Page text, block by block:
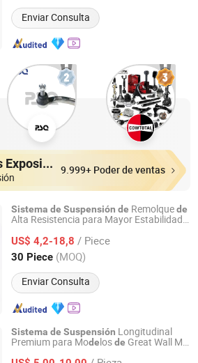
Enviar Consulta
Los más vendidos Expositores 9.999+ Poder de ventas
Sistema de Suspensión de Remolquede
Alta Resistencia para Mayor Estabilidad
US$ 4,2-18,8 / Piece
30 Piece (MOQ)
Enviar Consulta
Parts Co., LTD
Desde 2023
Sistema de Suspensión Longitudinal
Premium para Modelosde Great Wall M2
Parts Co.,Ltd.